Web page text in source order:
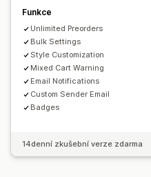
Funkce
Unlimited Preorders
Bulk Settings
Style Customization
Mixed Cart Warning
Email Notifications
Custom Sender Email
Badges
14denní zkušební verze zdarma